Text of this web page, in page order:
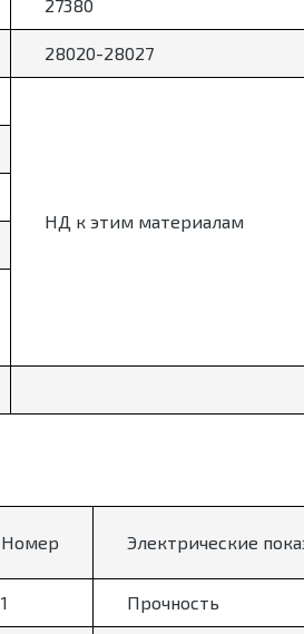
27380
28020-28027
НД к этим материалам
Номер Электрические
1 Прочность